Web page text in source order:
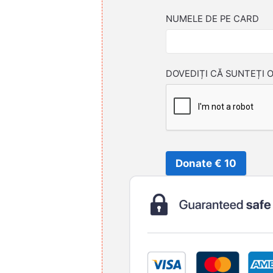
NUMELE DE PE CARD
DOVEDIȚI CĂ SUNTEȚI
Donate € 10